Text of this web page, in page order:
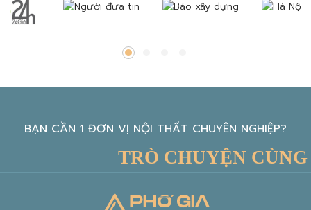
BẠN CẦN 1 ĐƠN VỊ NỘI THẤT CHUYÊN NGHIỆP?
TRÒ CHUYỆN CÙNG